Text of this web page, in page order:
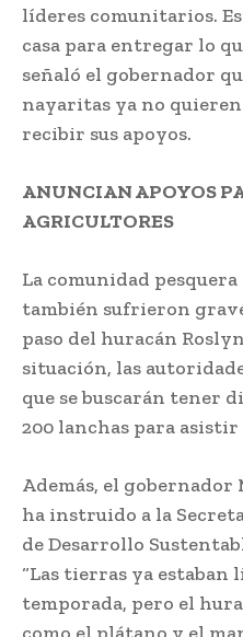
líderes comunitarios.
casa para entregar lo
señaló el gobernador
nayaritas ya no
recibir sus apoyos.
ANUNCIAN APOYOS
AGRICULTORES
La comunidad
también sufrieron
paso del huracán
situación, las
que se buscarán tener
200 lanchas para asistir
Además, el
ha instruido a la
de Desarrollo
“Las tierras ya estaban
temporada, pero el